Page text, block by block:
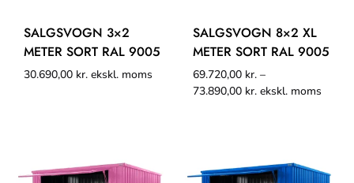
SALGSVOGN 3×2
METER SORT RAL 9005
30.690,00 kr. ekskl. moms
SALGSVOGN 8×2 XL
METER SORT RAL 9005
69.720,00 kr. –
73.890,00 kr. ekskl. moms